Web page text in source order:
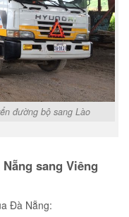
đường bộ sang Lào
sang Viêng
Đà Nẵng: